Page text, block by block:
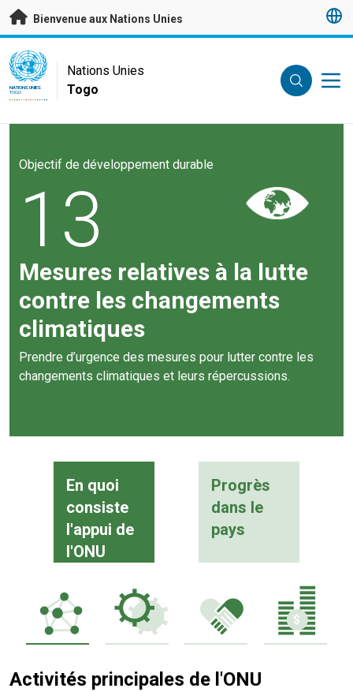
Passer au contenu principal
Bienvenue aux Nations Unies
UN Logo
NATIONS UNIES
TOGO
Nations Unies
Togo
Objectif de développement durable
13
Mesures relatives à la lutte
contre les changements
climatiques
Prendre d’urgence des mesures pour lutter contre les
changements climatiques et leurs répercussions.
En quoi
consiste
l'appui de
l'ONU
Progrès
dans le
pays
Activités principales de l'ONU